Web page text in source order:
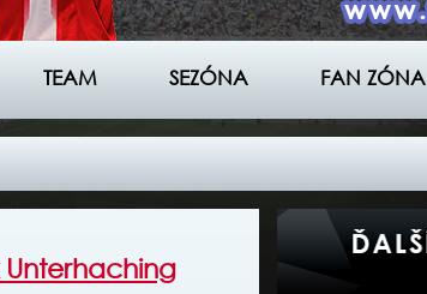
TEAM SEZÓNA FAN ZÓNA
Unterhaching